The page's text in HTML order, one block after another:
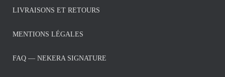
LIVRAISONS ET RETOURS
MENTIONS LÉGALES
FAQ — NEKERA SIGNATURE